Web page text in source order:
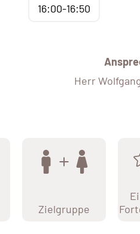
16:00-16:50
Herr
Zielgruppe